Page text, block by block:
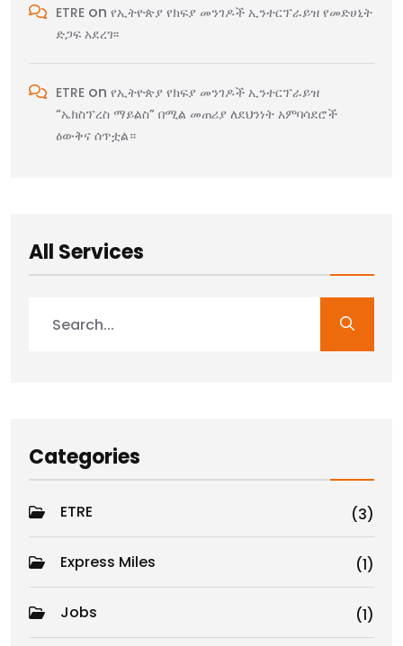
ETRE on የኢትዮጵያ የክፍያ መንገዶች ኢንተርፕራይዝ የመድሀኒት
ድጋፍ አደረገ፡፡
ETRE on የኢትዮጵያ የክፍያ መንገዶች ኢንተርፕራይዝ
“ኤክስፕረስ ማይልስ” በሚል መጠሪያ ለደህንነት አምባሳደሮች
ዕውቅና ሰጥቷል።
All Services
Categories
ETRE (3)
Express Miles (1)
Jobs (1)